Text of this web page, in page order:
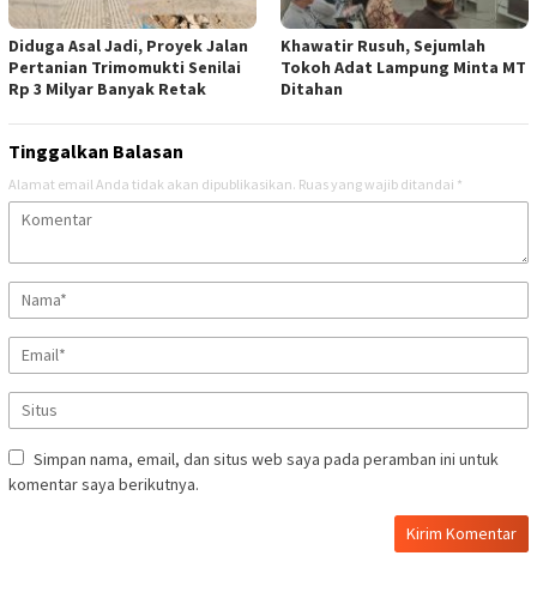
Diduga Asal Jadi, Proyek Jalan
Pertanian Trimomukti Senilai
Rp 3 Milyar Banyak Retak
Khawatir Rusuh, Sejumlah
Tokoh Adat Lampung Minta MT
Ditahan
Tinggalkan Balasan
Alamat email Anda tidak akan dipublikasikan. Ruas yang wajib ditandai *
Simpan nama, email, dan situs web saya pada peramban ini untuk
komentar saya berikutnya.